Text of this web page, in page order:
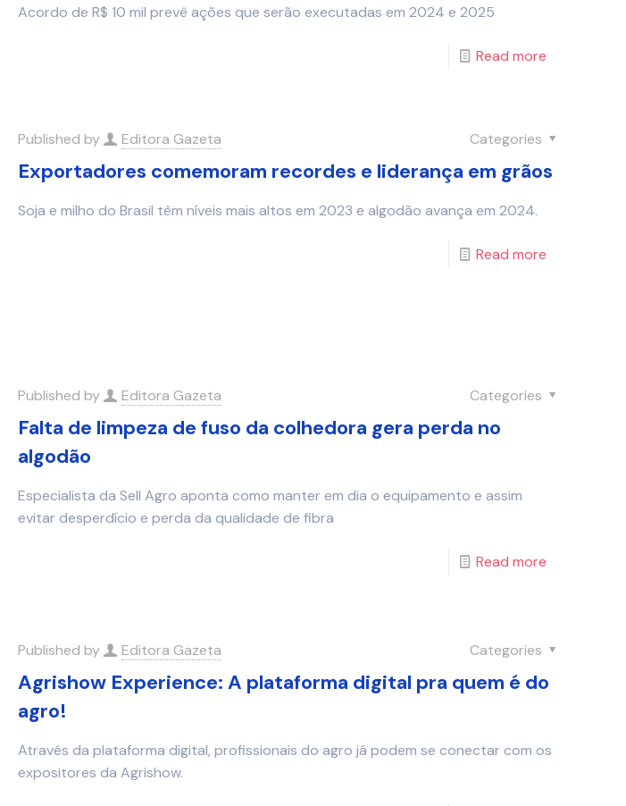
Acordo de R$ 10 mil prevê ações que serão executadas em 2024 e 2025
Read more
Published by Editora Gazeta Categories
Exportadores comemoram recordes e liderança em grãos
Soja e milho do Brasil têm níveis mais altos em 2023 e algodão avança em 2024.
Read more
Published by Editora Gazeta Categories
Falta de limpeza de fuso da colhedora gera perda no
algodão
Especialista da Sell Agro aponta como manter em dia o equipamento e assim
evitar desperdício e perda da qualidade de fibra
Read more
Published by Editora Gazeta Categories
Agrishow Experience: A plataforma digital pra quem é do
agro!
Através da plataforma digital, profissionais do agro já podem se conectar com os
expositores da Agrishow.